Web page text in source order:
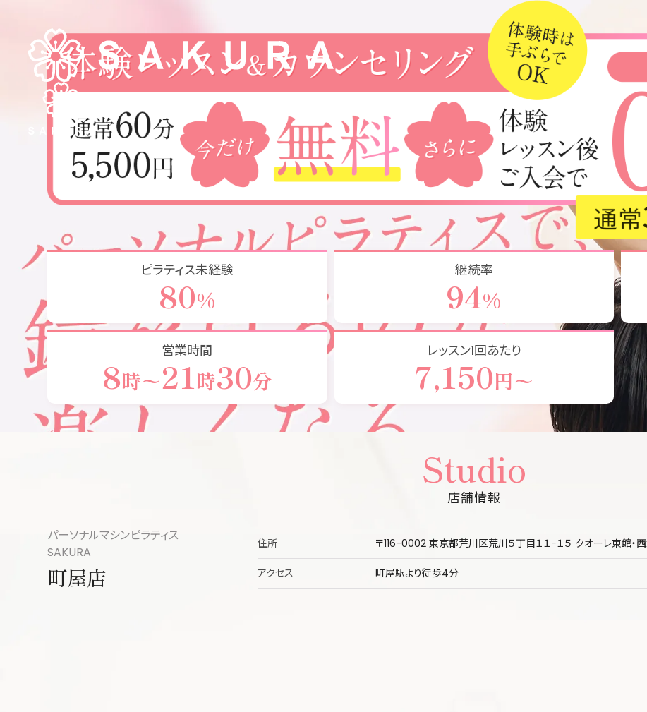
ピラティス未経験
80%
継続率
94%
営業時間
8時〜21時30分
レッスン1回あたり
7,150円〜
Studio
店舗情報
パーソナルマシンピラティス
SAKURA
町屋店
住所 〒116-0002 東京都荒川区荒川５丁目１１−１５ クオーレ東館・西
アクセス 町屋駅より徒歩4分